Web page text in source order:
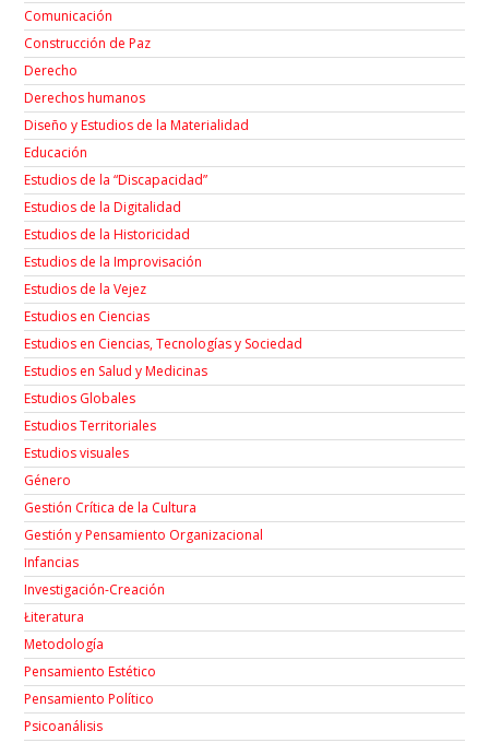
Comunicación
Construcción de Paz
Derecho
Derechos humanos
Diseño y Estudios de la Materialidad
Educación
Estudios de la “Discapacidad”
Estudios de la Digitalidad
Estudios de la Historicidad
Estudios de la Improvisación
Estudios de la Vejez
Estudios en Ciencias
Estudios en Ciencias, Tecnologías y Sociedad
Estudios en Salud y Medicinas
Estudios Globales
Estudios Territoriales
Estudios visuales
Género
Gestión Crítica de la Cultura
Gestión y Pensamiento Organizacional
Infancias
Investigación-Creación
Łiteratura
Metodología
Pensamiento Estético
Pensamiento Político
Psicoanálisis